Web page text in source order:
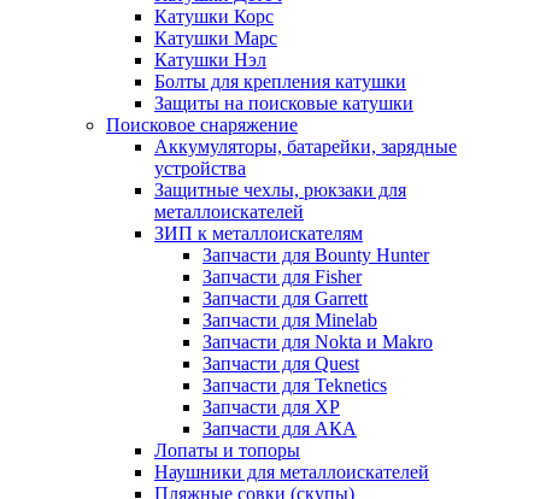
Катушки Корс
Катушки Марс
Катушки Нэл
Болты для крепления катушки
Защиты на поисковые катушки
Поисковое снаряжение
Аккумуляторы, батарейки, зарядные
устройства
Защитные чехлы, рюкзаки для
металлоискателей
ЗИП к металлоискателям
Запчасти для Bounty Hunter
Запчасти для Fisher
Запчасти для Garrett
Запчасти для Minelab
Запчасти для Nokta и Makro
Запчасти для Quest
Запчасти для Teknetics
Запчасти для XP
Запчасти для АКА
Лопаты и топоры
Наушники для металлоискателей
Пляжные совки (скупы)